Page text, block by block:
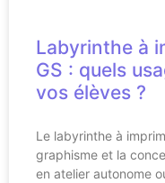
Labyrinthe à
GS : quels
vos élèves ?
Le labyrinthe à
graphisme et la
en atelier autonome